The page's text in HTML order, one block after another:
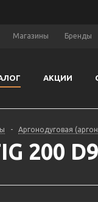
Магазины Бренды
АКЦИИ
- Аргонодуговая
200